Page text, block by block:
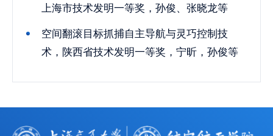
上海市技术发明一等奖，孙俊、张晓龙等
空间翻滚目标抓捕自主导航与灵巧控制技
术，陕西省技术发明一等奖，宁昕，孙俊等